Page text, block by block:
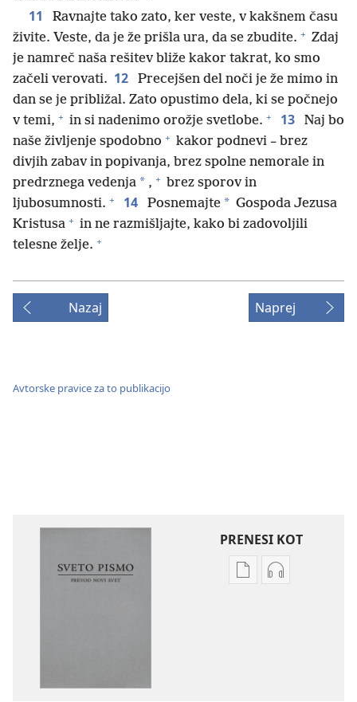
11
Ravnajte tako zato, ker veste, v kakšnem času
živite. Veste, da je že prišla ura, da se zbudite. + Zdaj
je namreč naša rešitev bliže kakor takrat, ko smo
začeli verovati. 12
Precejšen del noči je že mimo in
dan se je približal. Zato opustimo dela, ki se počnejo
v temi, + in si nadenimo orožje svetlobe. + 13
Naj bo
naše življenje spodobno + kakor podnevi – brez
divjih zabav in popivanja, brez spolne nemorale in
predrznega vedenja * , + brez sporov in
ljubosumnosti. + 14 Posnemajte * Gospoda Jezusa
Kristusa + in ne razmišljajte, kako bi zadovoljili
telesne želje. +
Nazaj Naprej
Avtorske pravice za to publikacijo
PRENESI KOT
MožnostiMožnosti